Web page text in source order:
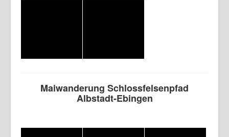
Maiwanderung Schlossfelsenpfad
Albstadt-Ebingen